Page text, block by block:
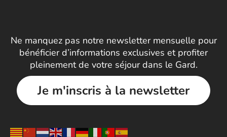
Ne manquez pas notre newsletter mensuelle pour
bénéficier d’informations exclusives et profiter
pleinement de votre séjour dans le Gard.
Je m'inscris à la newsletter